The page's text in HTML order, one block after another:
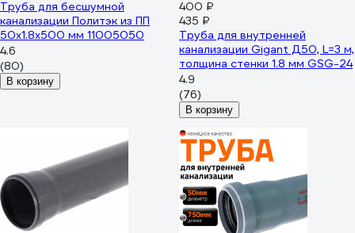
Труба для бесшумной
канализации Политэк из ПП
50х1.8х500 мм 11005050
4.6
(80)
В корзину
400 ₽
435 ₽
Труба для внутренней
канализации Gigant Д50, L=3 м,
толщина стенки 1.8 мм GSG-24
4.9
(76)
В корзину